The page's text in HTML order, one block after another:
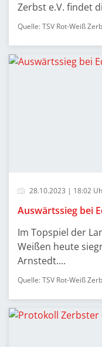
Zerbst e.V. findet
Quelle: TSV Rot-Weiß
28.10.2023 | 18:02
Auswärtssieg bei
Im Topspiel der
Weißen heute
Arnstedt....
Quelle: TSV Rot-Weiß